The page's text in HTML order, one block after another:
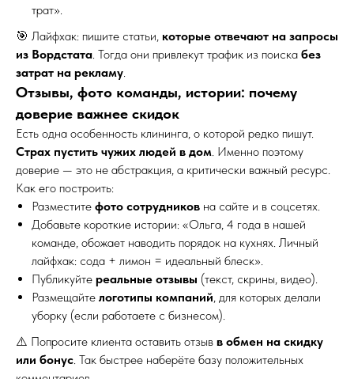
трат».
🎯 Лайфхак: пишите статьи, которые отвечают на запросы
из Вордстата. Тогда они привлекут трафик из поиска без
затрат на рекламу.
Отзывы, фото команды, истории: почему
доверие важнее скидок
Есть одна особенность клининга, о которой редко пишут.
Страх пустить чужих людей в дом. Именно поэтому
доверие — это не абстракция, а критически важный ресурс.
Как его построить:
Разместите фото сотрудников на сайте и в соцсетях.
Добавьте короткие истории: «Ольга, 4 года в нашей
команде, обожает наводить порядок на кухнях. Личный
лайфхак: сода + лимон = идеальный блеск».
Публикуйте реальные отзывы (текст, скрины, видео).
Размещайте логотипы компаний, для которых делали
уборку (если работаете с бизнесом).
⚠️ Попросите клиента оставить отзыв в обмен на скидку
или бонус. Так быстрее наберёте базу положительных